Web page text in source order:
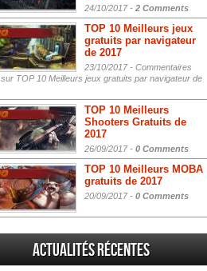
24/10/2017 - 2 Comments
TOP 10 Meilleurs jeux
gratuits par navigateur
de 2017
23/10/2017 - Commentaires
sur TOP 10 Meilleurs jeux gratuits par navigateur de
TOP 10 Meilleurs
Shooters Gratuits de
2017
26/09/2017 - 0 Comments
TOP 10 Meilleurs MOBA
gratuits de 2017
20/09/2017 - 0 Comments
Actualités Récentes